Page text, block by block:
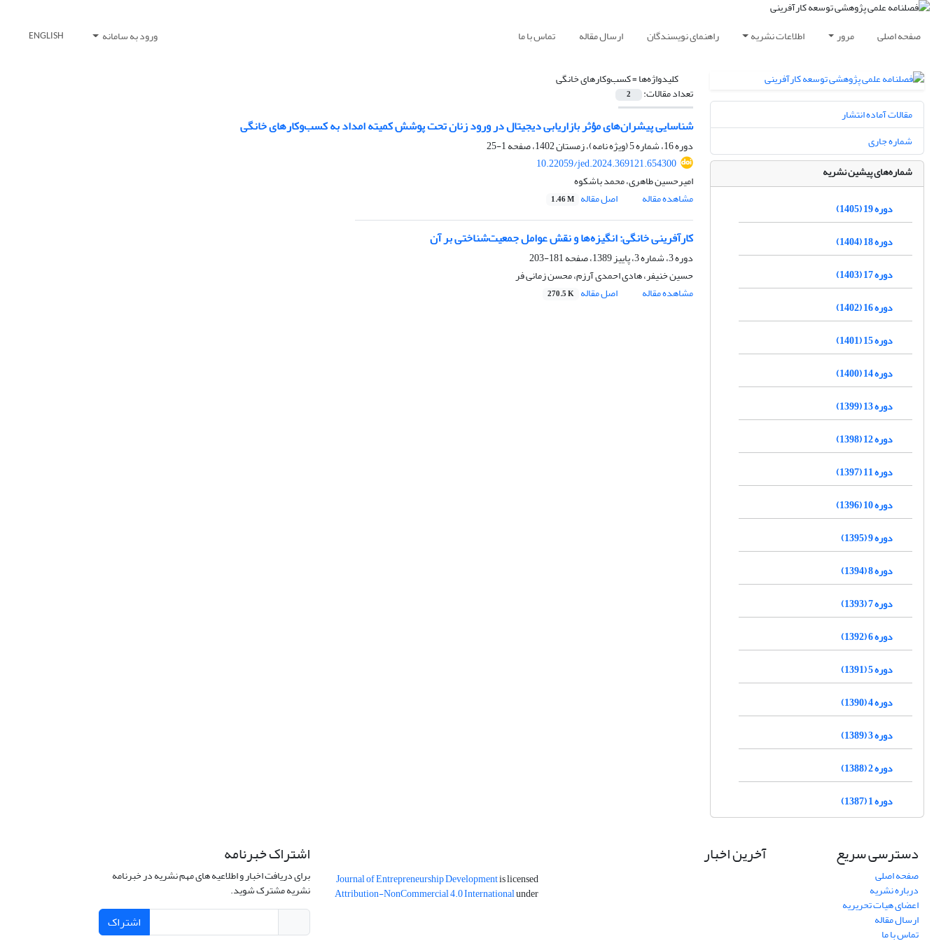
صفحه اصلی مرور اطلاعات نشریه راهنمای نویسندگان ارسال مقاله تماس با ما ورود به سامانه ENGLISH
کلیدواژه‌ها =کسب‌وکارهای خانگی
تعداد مقالات: 2
شناسایی پیشران‌های مؤثر بازاریابی دیجیتال در ورود زنان تحت پوشش کمیته امداد به کسب‌وکارهای خانگی
دوره 16، شماره 5 (ویژه نامه)، زمستان 1402، صفحه
1-25
10.22059/jed.2024.369121.654300
امیرحسین طاهری، محمد باشکوه
مشاهده مقاله
اصل مقاله 1.46 M
کارآفرینی خانگی: انگیزه‌ها و نقش عوامل جمعیت‌شناختی بر آن
دوره 3، شماره 3، پاییز 1389، صفحه
181-203
حسین خنیفر، هادی احمدی آرزم، محسن زمانی فر
مشاهده مقاله
اصل مقاله 270.5 K
مقالات آماده انتشار
شماره جاری
شماره‌های پیشین نشریه
دوره 19 (1405)
دوره 18 (1404)
دوره 17 (1403)
دوره 16 (1402)
دوره 15 (1401)
دوره 14 (1400)
دوره 13 (1399)
دوره 12 (1398)
دوره 11 (1397)
دوره 10 (1396)
دوره 9 (1395)
دوره 8 (1394)
دوره 7 (1393)
دوره 6 (1392)
دوره 5 (1391)
دوره 4 (1390)
دوره 3 (1389)
دوره 2 (1388)
دوره 1 (1387)
دسترسی سریع
صفحه اصلی
درباره نشریه
اعضای هیات تحریریه
ارسال مقاله
تماس با ما
آخرین اخبار
Journal of Entrepreneurship Developmentis licensed
under
Attribution-NonCommercial 4.0 International
اشتراک خبرنامه
برای دریافت اخبار و اطلاعیه های مهم نشریه در خبرنامه
نشریه مشترک شوید.
اشتراک